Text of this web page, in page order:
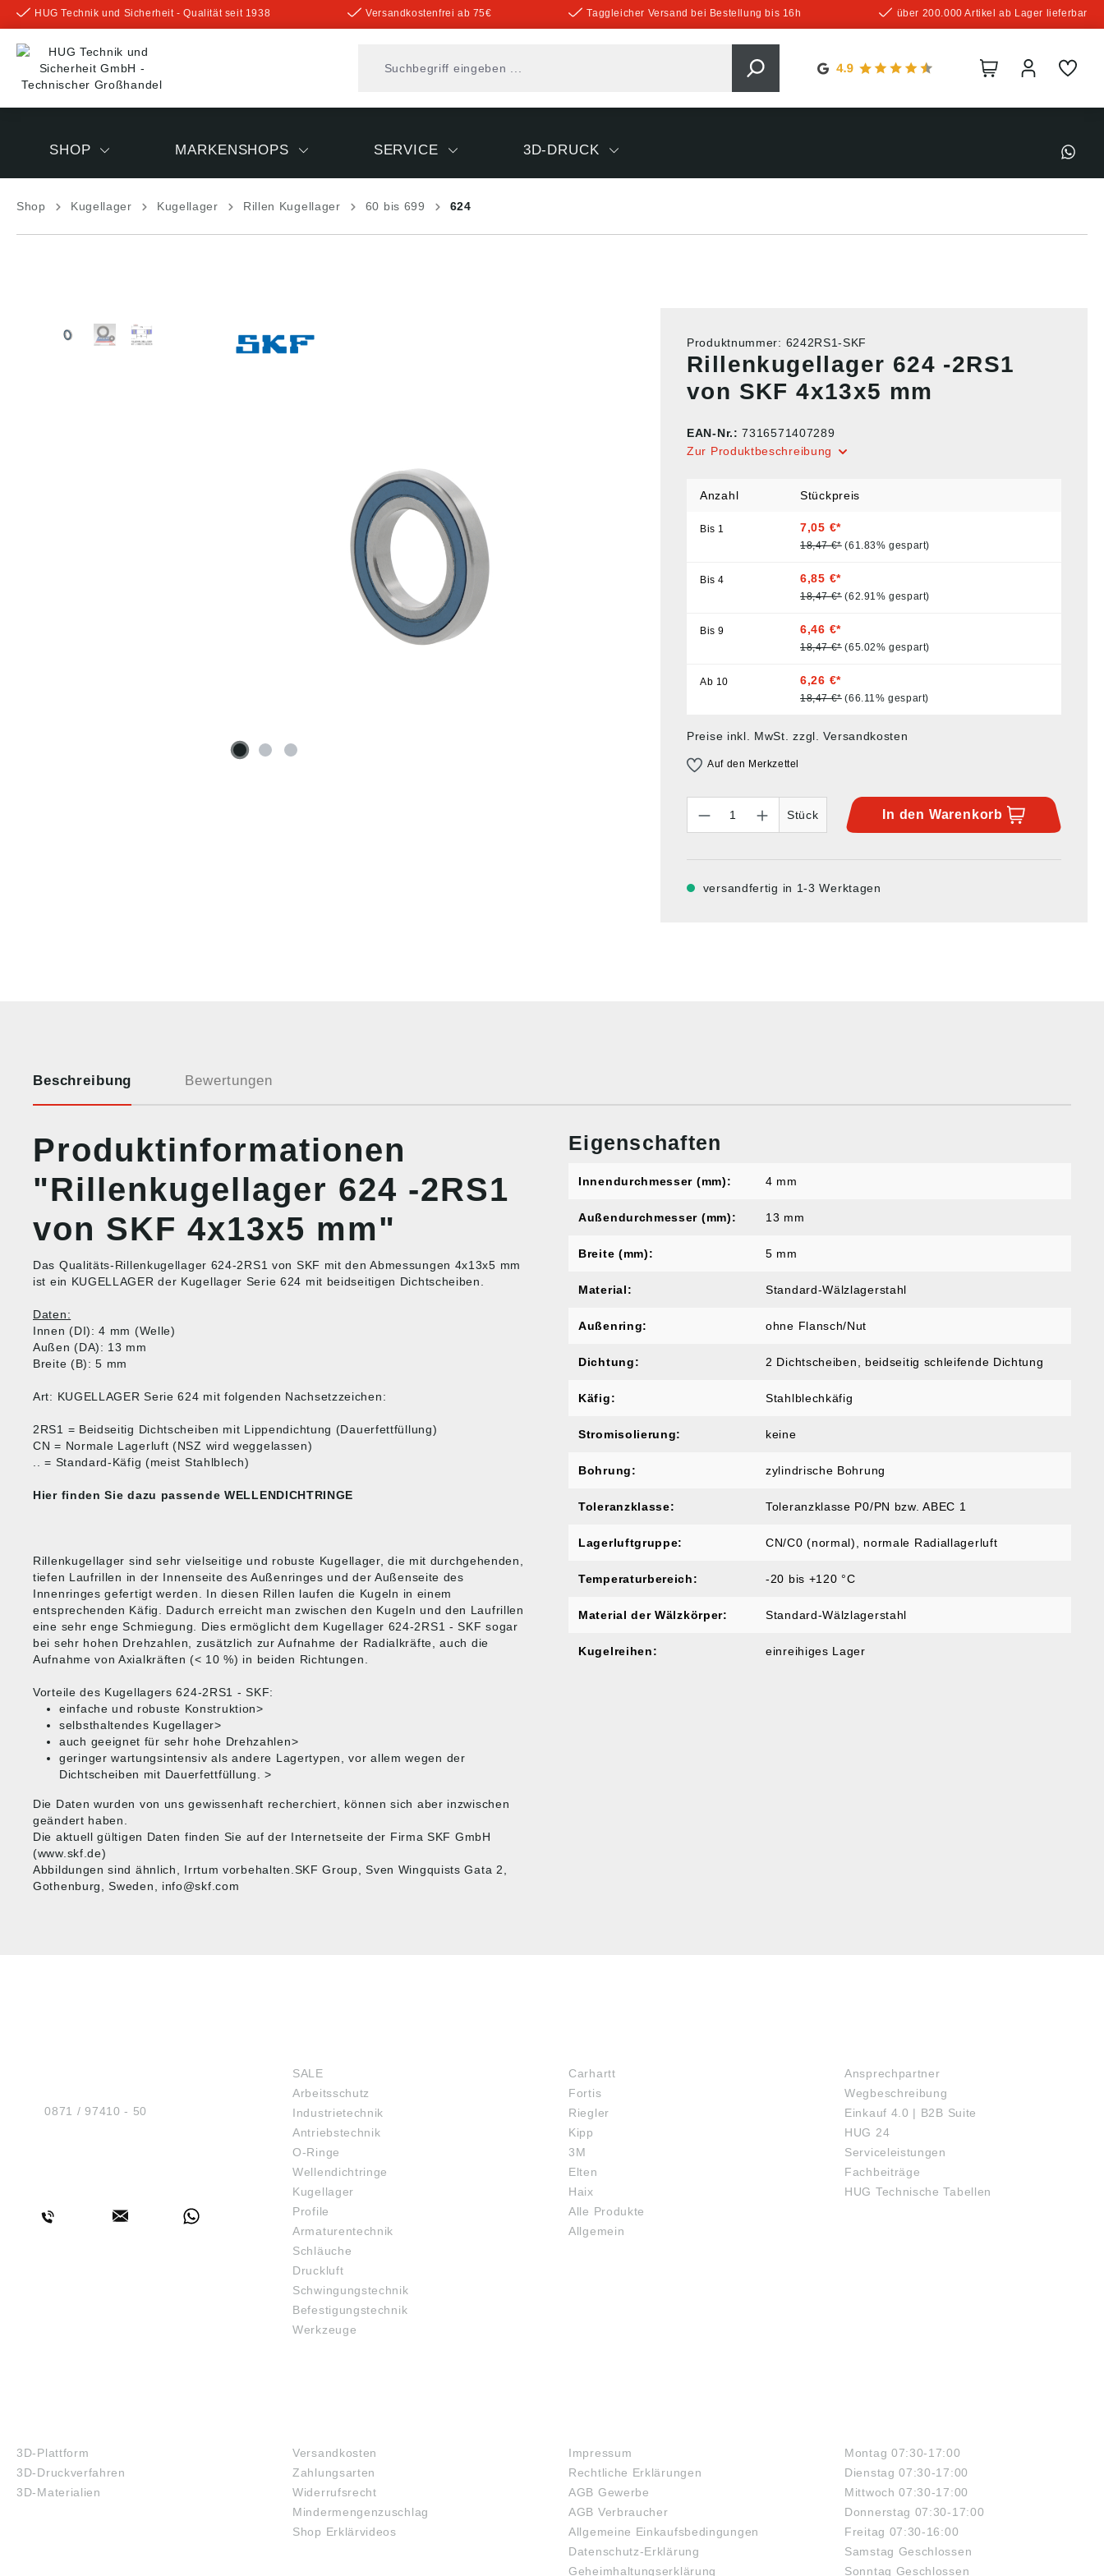
springen
HUG Technik und Sicherheit - Qualität seit 1938 Versandkostenfrei ab 75€ Taggleicher Versand bei Bestellung bis 16h über 200.000 Artikel ab Lager lieferbar
SHOP MARKENSHOPS SERVICE 3D-DRUCK
Shop Kugellager Kugellager Rillen Kugellager 60 bis 699 624
Produktnummer: 6242RS1-SKF
Rillenkugellager 624 -2RS1
von SKF 4x13x5 mm
EAN-Nr.:7316571407289
Zur Produktbeschreibung
Anzahl Stückpreis
Bis 1 7,05 €*
18,47 €* (61.83% gespart)
Bis4 6,85 €*
18,47 €* (62.91% gespart)
Bis9 6,46 €*
18,47 €* (65.02% gespart)
Ab 10 6,26 €*
18,47 €* (66.11% gespart)
Preise inkl. MwSt. zzgl. Versandkosten
Auf den Merkzettel
Stück
In den Warenkorb
versandfertig in 1-3 Werktagen
Beschreibung Bewertungen
Produktinformationen
"Rillenkugellager 624 -2RS1
von SKF 4x13x5 mm"
Das Qualitäts-Rillenkugellager 624-2RS1 von SKF mit den Abmessungen 4x13x5 mm
ist ein KUGELLAGER der Kugellager Serie 624 mit beidseitigen Dichtscheiben.
Daten:
Innen (DI): 4 mm (Welle)
Außen (DA): 13 mm
Breite (B): 5 mm
Art: KUGELLAGER Serie 624 mit folgenden Nachsetzzeichen:
2RS1 = Beidseitig Dichtscheiben mit Lippendichtung (Dauerfettfüllung)
CN = Normale Lagerluft (NSZ wird weggelassen)
.. = Standard-Käfig (meist Stahlblech)
Hier finden Sie dazu passende WELLENDICHTRINGE
Rillenkugellager sind sehr vielseitige und robuste Kugellager, die mit durchgehenden,
tiefen Laufrillen in der Innenseite des Außenringes und der Außenseite des
Innenringes gefertigt werden. In diesen Rillen laufen die Kugeln in einem
entsprechenden Käfig. Dadurch erreicht man zwischen den Kugeln und den Laufrillen
eine sehr enge Schmiegung. Dies ermöglicht dem Kugellager 624-2RS1 - SKF sogar
bei sehr hohen Drehzahlen, zusätzlich zur Aufnahme der Radialkräfte, auch die
Aufnahme von Axialkräften (< 10 %) in beiden Richtungen.
Vorteile des Kugellagers 624-2RS1 - SKF:
einfache und robuste Konstruktion>
selbsthaltendes Kugellager>
auch geeignet für sehr hohe Drehzahlen>
geringer wartungsintensiv als andere Lagertypen, vor allem wegen der
Dichtscheiben mit Dauerfettfüllung. >
Die Daten wurden von uns gewissenhaft recherchiert, können sich aber inzwischen
geändert haben.
Die aktuell gültigen Daten finden Sie auf der Internetseite der Firma SKF GmbH
(www.skf.de)
Abbildungen sind ähnlich, Irrtum vorbehalten.SKF Group, Sven Wingquists Gata 2,
Gothenburg, Sweden, info@skf.com
Eigenschaften
Innendurchmesser (mm): 4 mm
Außendurchmesser (mm): 13 mm
Breite (mm): 5 mm
Material: Standard-Wälzlagerstahl
Außenring: ohne Flansch/Nut
Dichtung: 2 Dichtscheiben , beidseitig schleifende Dichtung
Käfig: Stahlblechkäfig
Stromisolierung: keine
Bohrung: zylindrische Bohrung
Toleranzklasse: Toleranzklasse P0/PN bzw. ABEC 1
Lagerluftgruppe: CN/C0 (normal) , normale Radiallagerluft
Temperaturbereich: -20 bis +120 °C
Material der Wälzkörper: Standard-Wälzlagerstahl
Kugelreihen: einreihiges Lager
Tel.:0871 / 97410 - 50
SALE
Arbeitsschutz
Industrietechnik
Antriebstechnik
O-Ringe
Wellendichtringe
Kugellager
Profile
Armaturentechnik
Schläuche
Druckluft
Schwingungstechnik
Befestigungstechnik
Werkzeuge
Carhartt
Fortis
Riegler
Kipp
3M
Elten
Haix
Alle Produkte
Allgemein
Ansprechpartner
Wegbeschreibung
Einkauf 4.0 | B2B Suite
HUG 24
Serviceleistungen
Fachbeiträge
HUG Technische Tabellen
3D-Plattform
3D-Druckverfahren
3D-Materialien
Versandkosten
Zahlungsarten
Widerrufsrecht
Mindermengenzuschlag
Shop Erklärvideos
Impressum
Rechtliche Erklärungen
AGB Gewerbe
AGB Verbraucher
Allgemeine Einkaufsbedingungen
Datenschutz-Erklärung
Geheimhaltungserklärung
Montag 07:30-17:00
Dienstag 07:30-17:00
Mittwoch 07:30-17:00
Donnerstag 07:30-17:00
Freitag 07:30-16:00
Samstag Geschlossen
Sonntag Geschlossen